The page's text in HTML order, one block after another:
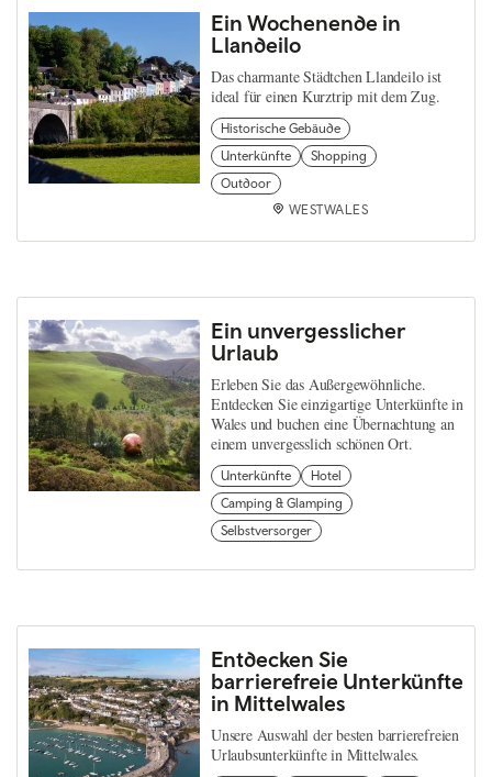
Ein Wochenende in
Llandeilo
Das charmante Städtchen Llandeilo ist
ideal für einen Kurztrip mit dem Zug.
Historische Gebäude
Unterkünfte
Shopping
Outdoor
WESTWALES
Ein unvergesslicher
Urlaub
Erleben Sie das Außergewöhnliche.
Entdecken Sie einzigartige Unterkünfte in
Wales und buchen eine Übernachtung an
einem unvergesslich schönen Ort.
Unterkünfte
Hotel
Camping & Glamping
Selbstversorger
Entdecken Sie
barrierefreie Unterkünfte
in Mittelwales
Unsere Auswahl der besten barrierefreien
Urlaubsunterkünfte in Mittelwales.